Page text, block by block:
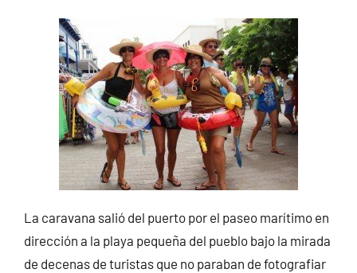
La caravana salió del puerto por el paseo marítimo en
dirección a la playa pequeña del pueblo bajo la mirada
de decenas de turistas que no paraban de fotografiar